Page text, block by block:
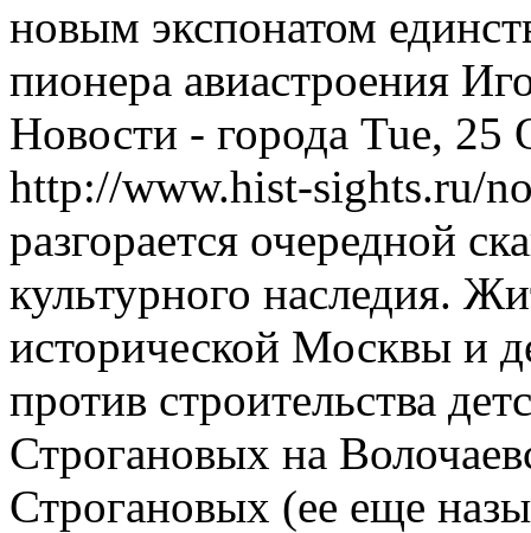
новым экспонатом
пионера авиастроения
Новости - города Tue, 25
http://www.hist-sights.ru/
разгорается очередной
культурного наследия.
исторической Москвы и
против строительства
Строгановых на
Строгановых (ее еще